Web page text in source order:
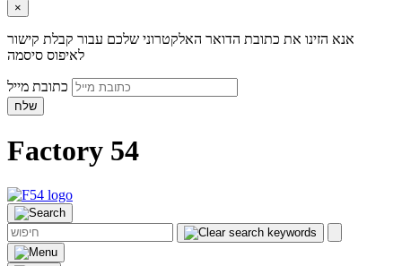
×
אנא הזינו את כתובת הדואר האלקטרוני שלכם עבור קבלת קישור
לאיפוס סיסמה
שלח
Factory 54